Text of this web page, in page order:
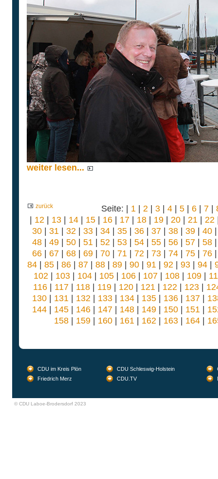
weiter lesen...
zurück Seite: | 1 | 2 | 3 | 4 | 5 | 6 | 7 |
| 12 | 13| 14| 15| 16| 17| 18| 19| 20| 21 | 22
30| 31 | 32 | 33| 34| 35| 36| 37| 38| 39| 40
48| 49| 50| 51 | 52 | 53| 54| 55| 56| 57| 58
66| 67| 68| 69| 70| 71 | 72 | 73| 74| 75| 76
84| 85| 86| 87| 88| 89| 90| 91 | 92 | 93| 94|
102 | 103 | 104 | 105 | 106 | 107 | 108 | 109 |
116| 117| 118| 119| 120| 121 | 122 | 123|
130| 131 | 132 | 133| 134| 135| 136| 137|
144| 145| 146| 147| 148| 149| 150| 151 |
158| 159| 160| 161 | 162 | 163| 164|
CDU im Kreis Plön CDU Schleswig-Holstein
Friedrich Merz
CDU.TV
© CDU Laboe-Brodersdorf 2023